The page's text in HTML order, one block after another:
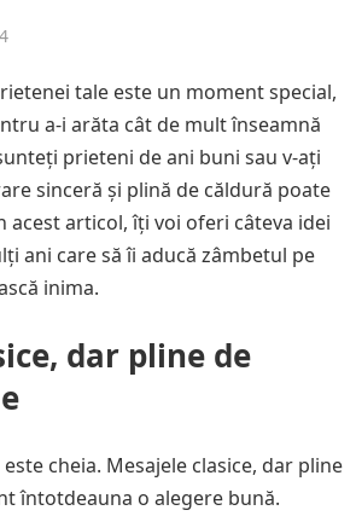
tale este un moment special,
a-i arăta cât de mult înseamnă
prieteni de ani buni sau v-ați
sinceră și plină de căldură poate
acest articol, îți voi oferi câteva idei
ani care să îi aducă zâmbetul pe
inima.
dar pline de
cheia. Mesajele clasice, dar pline
întotdeauna o alegere bună.